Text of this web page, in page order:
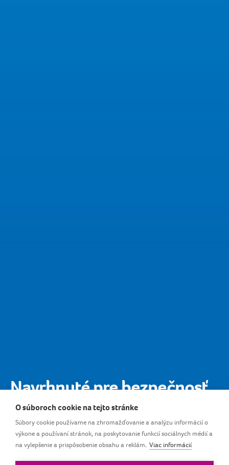
Navrhnuté pre bezpečnosť
najmenších
Bezpečnosť detí je pre nás prvoradá, preto sú retiazky
na cumlíky LOVI navrhnuté s oblými okrajmi, pre
O súboroch cookie na tejto stránke
Súbory cookie používame na zhromažďovanie a analýzu informácií o
výkone a používaní stránok, na poskytovanie funkcií sociálnych médií a
na vylepšenie a prispôsobenie obsahu a reklám. Viac informácií